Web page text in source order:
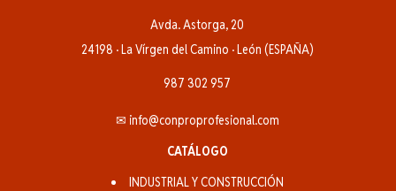
Avda. Astorga, 20
24198 · La Vírgen del Camino · León (ESPAÑA)
987 302 957
✉ info@conproprofesional.com
CATÁLOGO
INDUSTRIAL Y CONSTRUCCIÓN